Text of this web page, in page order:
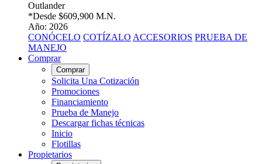
Outlander
*Desde $609,900 M.N.
Año: 2026
CONÓCELO COTÍZALO ACCESORIOS PRUEBA DE
MANEJO
Comprar
Comprar
Solicita Una Cotización
Promociones
Financiamiento
Prueba de Manejo
Descargar fichas técnicas
Inicio
Flotillas
Propietarios